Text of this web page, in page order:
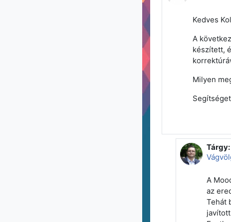
Kedves
A
készített,
Milyen
A
az
Tehát